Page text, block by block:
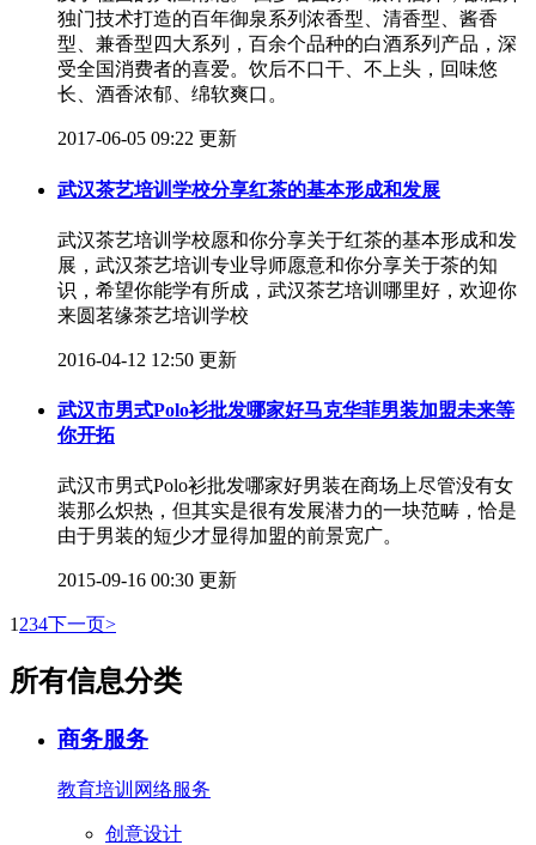
独门技术打造的百年御泉系列浓香型、清香型、酱香
型、兼香型四大系列，百余个品种的白酒系列产品，深
受全国消费者的喜爱。饮后不口干、不上头，回味悠
长、酒香浓郁、绵软爽口。
2017-06-05 09:22 更新
武汉茶艺培训学校分享红茶的基本形成和发展
武汉茶艺培训学校愿和你分享关于红茶的基本形成和发
展，武汉茶艺培训专业导师愿意和你分享关于茶的知
识，希望你能学有所成，武汉茶艺培训哪里好，欢迎你
来圆茗缘茶艺培训学校
2016-04-12 12:50 更新
武汉市男式Polo衫批发哪家好马克华菲男装加盟未来等
你开拓
武汉市男式Polo衫批发哪家好男装在商场上尽管没有女
装那么炽热，但其实是很有发展潜力的一块范畴，恰是
由于男装的短少才显得加盟的前景宽广。
2015-09-16 00:30 更新
1234下一页>
所有信息分类
商务服务
教育培训 网络服务
创意设计